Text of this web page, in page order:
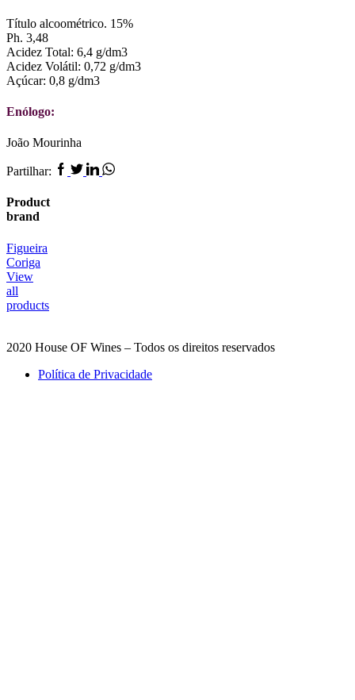
Título alcoométrico. 15%
Ph. 3,48
Acidez Total: 6,4 g/dm3
Acidez Volátil: 0,72 g/dm3
Açúcar: 0,8 g/dm3
Enólogo:
João Mourinha
Partilhar: Facebook
TwitterLinkedin
Whatsapp
Product
brand
Figueira
Coriga
View
all
products
2020 House OF Wines – Todos os direitos reservados
Política de Privacidade